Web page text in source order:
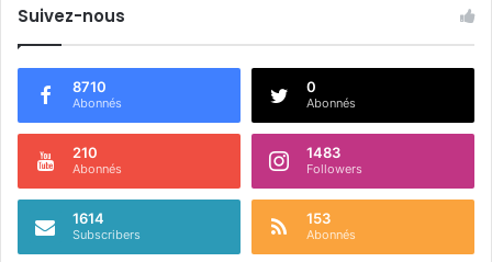
Suivez-nous
8710
Abonnés
0
Abonnés
210
Abonnés
1483
Followers
1614
Subscribers
153
Abonnés